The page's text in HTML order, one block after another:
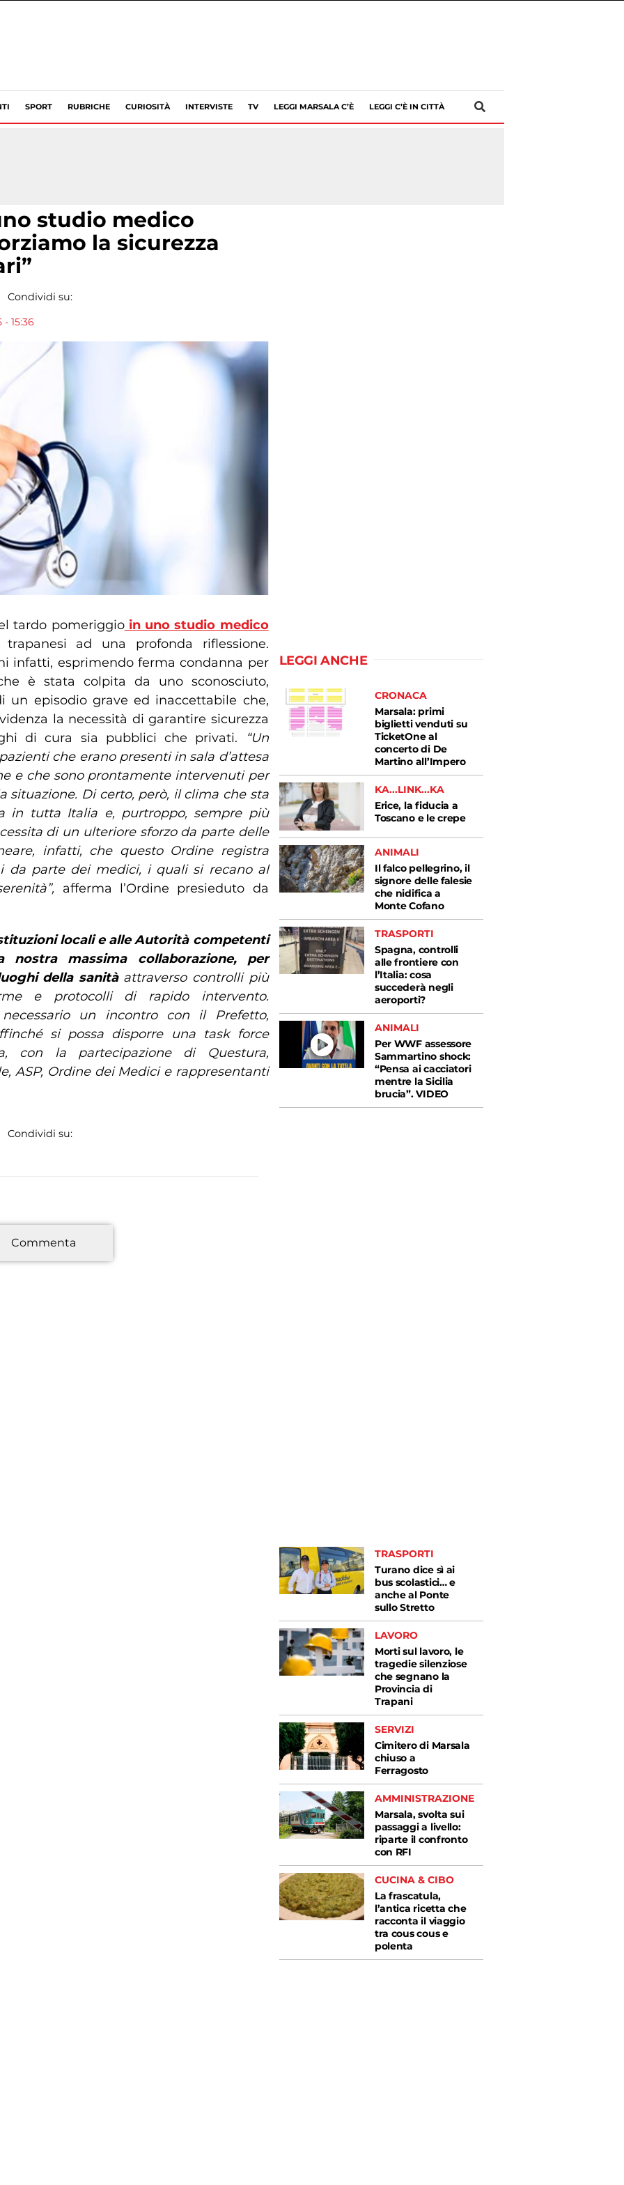
SPORT RUBRICHE CURIOSITÀ INTERVISTE TV LEGGI MARSALA C’È LEGGI C’È IN CITTÀ
studio medico
la sicurezza
Condividi su:
15:36
tardo pomeriggioin uno studio medico
ad una profonda riflessione.
infatti, esprimendo ferma condanna per
è stata colpita da uno sconosciuto,
episodio grave ed inaccettabile che,
la necessità di garantire sicurezza
di cura sia pubblici che privati.
“Un
che erano presenti in sala d’attesa
e che sono prontamente intervenuti per
situazione. Di certo, però, il clima che sta
in tutta Italia e, purtroppo, sempre più
di un ulteriore sforzo da parte delle
infatti, che questo Ordine registra
da parte dei medici, i quali si recano al
afferma l’Ordine presieduto da
locali e alle Autorità competenti
massima collaborazione, per
della sanità attraverso controlli più
e protocolli di rapido intervento.
un incontro con il Prefetto,
si possa disporre una task force
con la partecipazione di Questura,
ASP, Ordine dei Medici e rappresentanti
Condividi su:
Commenta
LEGGI ANCHE
CRONACA
Marsala: primi
biglietti venduti su
TicketOne al
concerto di De
Martino all’Impero
KA...LINK...KA
Erice, la fiducia a
Toscano e le crepe
ANIMALI
Il falco pellegrino, il
signore delle falesie
che nidifica a
Monte Cofano
TRASPORTI
Spagna, controlli
alle frontiere con
l’Italia: cosa
succederà negli
aeroporti?
ANIMALI
Per WWF assessore
Sammartino shock:
“Pensa ai cacciatori
mentre la Sicilia
brucia”. VIDEO
TRASPORTI
Turano dice sì ai
bus scolastici… e
anche al Ponte
sullo Stretto
LAVORO
Morti sul lavoro, le
tragedie silenziose
che segnano la
Provincia di
Trapani
SERVIZI
Cimitero di Marsala
chiuso a
Ferragosto
AMMINISTRAZIONE
Marsala, svolta sui
passaggi a livello:
riparte il confronto
con RFI
CUCINA & CIBO
La frascatula,
l’antica ricetta che
racconta il viaggio
tra cous cous e
polenta